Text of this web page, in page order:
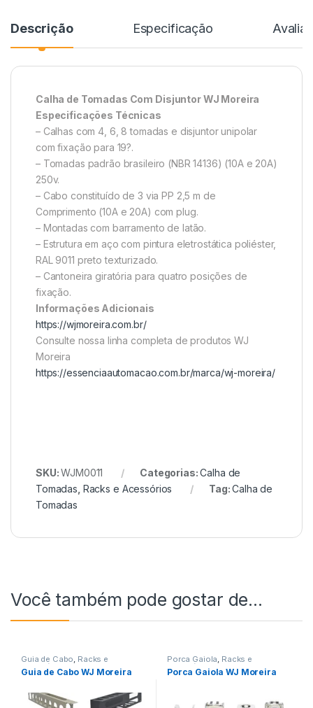
Descrição Especificação
Calha de Tomadas Com Disjuntor WJ Moreira
Especificações Técnicas
– Calhas com 4, 6, 8 tomadas e disjuntor unipolar
com fixação para 19?.
– Tomadas padrão brasileiro (NBR 14136) (10A e 20A)
250v.
– Cabo constituído de 3 via PP 2,5 m de
Comprimento (10A e 20A) com plug.
– Montadas com barramento de latão.
– Estrutura em aço com pintura eletrostática poliéster,
RAL 9011 preto texturizado.
– Cantoneira giratória para quatro posições de
fixação.
Informações Adicionais
https://wjmoreira.com.br/
Consulte nossa linha completa de produtos WJ
Moreira
https://essenciaautomacao.com.br/marca/wj-moreira/
SKU:WJM0011 Categorias:Calha de
Tomadas Racks e Acessórios Tag:Calha de
Tomadas
Você também pode gostar de…
Guia de Cabo, Racks e
Acessórios
Guia de Cabo WJ Moreira
Porca Gaiola, Racks e
Acessórios
Porca Gaiola WJ Moreira